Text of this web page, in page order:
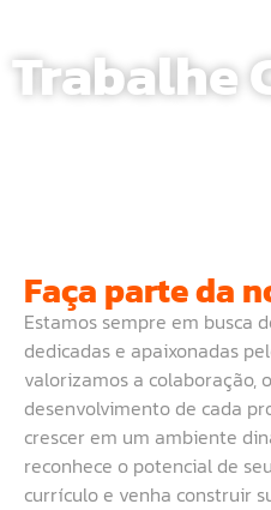
Trabalhe
Faça parte da
Estamos sempre em busca
dedicadas e apaixonadas
valorizamos a colaboração,
desenvolvimento de cada
crescer em um ambiente
reconhece o potencial de
currículo e venha construir